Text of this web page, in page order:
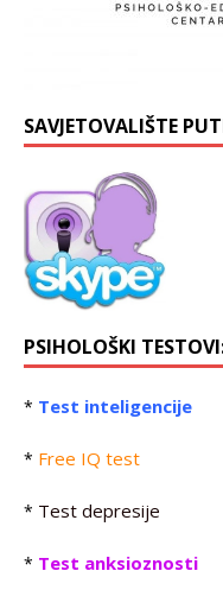
SAVJETOVALIŠTE
PSIHOLOŠKI
* Test inteligencije
* Free IQ test
* Test depresije
* Test anksioznosti